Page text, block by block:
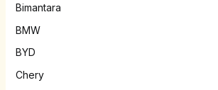
Bimantara
BMW
BYD
Chery